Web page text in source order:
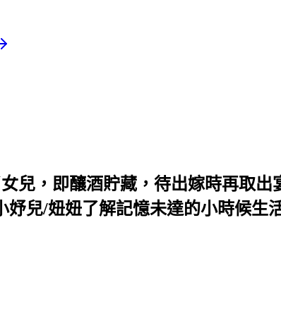
兒，即釀酒貯藏，待出嫁時再取
兒/妞妞了解記憶未達的小時候生